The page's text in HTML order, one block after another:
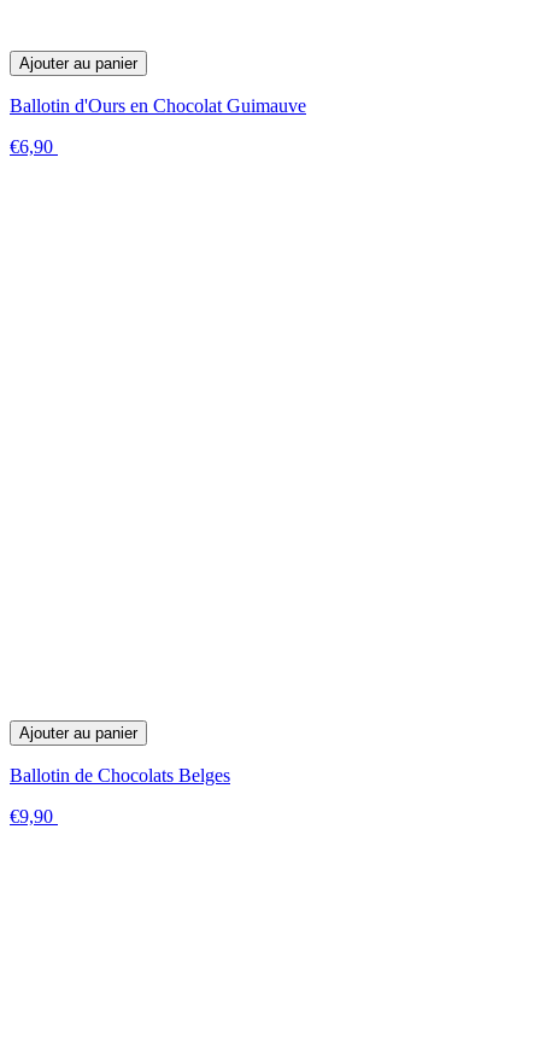
Ajouter au panier
Ballotin d'Ours en Chocolat Guimauve
€6,90
Ajouter au panier
Ballotin de Chocolats Belges
€9,90